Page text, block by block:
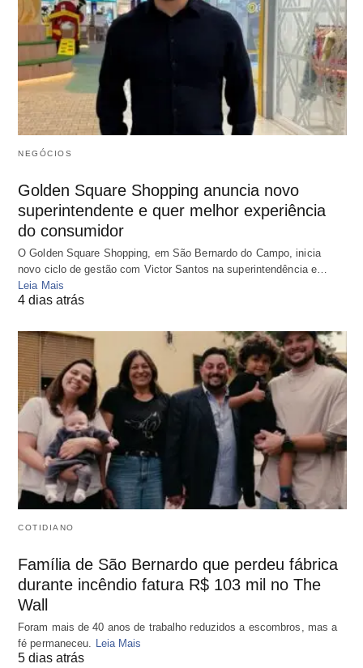
NEGÓCIOS
Golden Square Shopping anuncia novo
superintendente e quer melhor experiência
do consumidor
O Golden Square Shopping, em São Bernardo do Campo, inicia
novo ciclo de gestão com Victor Santos na superintendência e…
Leia Mais
4 dias atrás
COTIDIANO
Família de São Bernardo que perdeu fábrica
durante incêndio fatura R$ 103 mil no The
Wall
Foram mais de 40 anos de trabalho reduzidos a escombros, mas a
fé permaneceu. Leia Mais
5 dias atrás